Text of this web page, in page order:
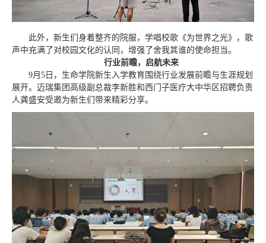
此外，新生们身着整齐的院服，学唱校歌《为世界之光》，歌
声中充满了对校园文化的认同，增强了舍我其谁的使命担当。
行业前瞻，启航未来
9月5日，生命学院新生入学教育围绕行业发展前瞻与生涯规划
展开。迈瑞集团高级副总裁李新胜和西门子医疗大中华区招聘负责
人龚盛安受邀为新生们带来精彩分享。